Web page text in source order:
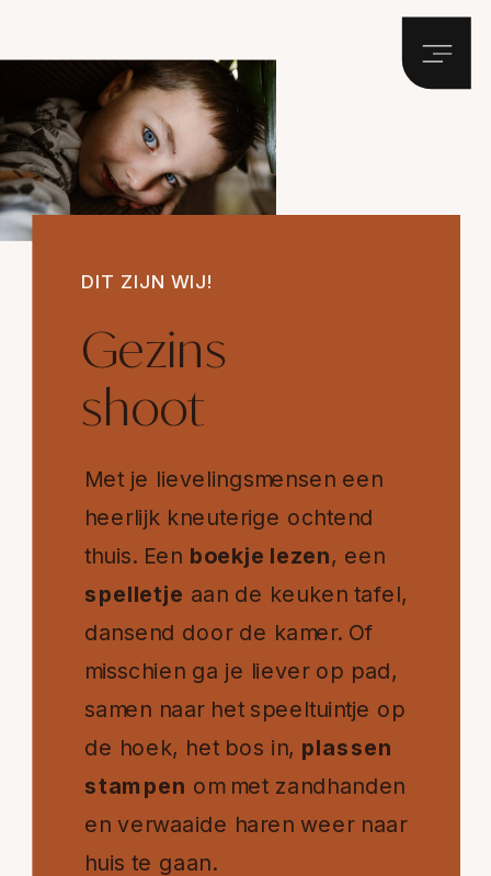
Met je lievelingsmensen een
heerlijk kneuterige ochtend
thuis. Een boekje lezen, een
spelletje aan de keuken tafel,
dansend door de kamer. Of
misschien ga je liever op pad,
samen naar het speeltuintje op
de hoek, het bos in, plassen
stampen om met zandhanden
en verwaaide haren weer naar
huis te gaan.
Gezins
shoot
DIT ZIJN WIJ!